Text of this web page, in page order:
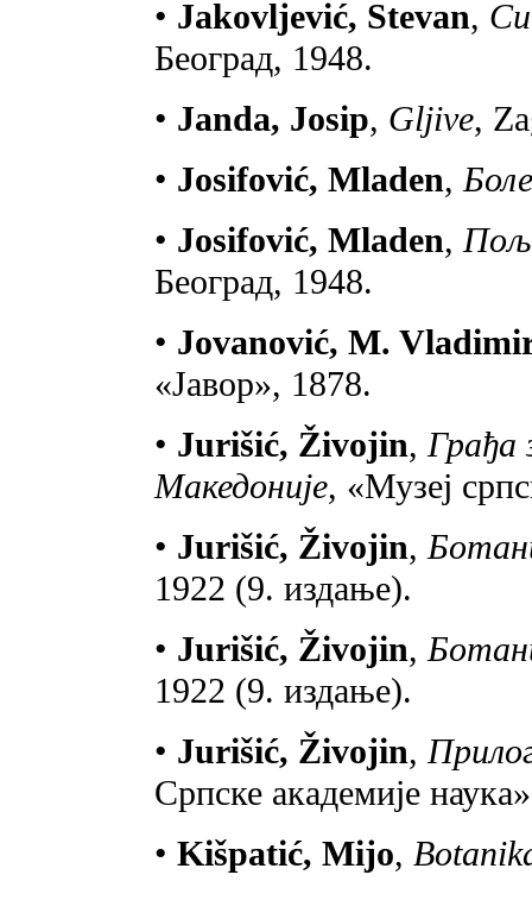
• Jakovljević, Stevan,
Београд, 1948.
• Janda, Josip, Gljive,
• Josifović, Mladen,
• Josifović, Mladen,
Београд, 1948.
• Jovanović, M.
«Јавор», 1878.
• Jurišić, Živojin,Грађа
Македоније, «Музеј
• Jurišić, Živojin,
1922 (9. издање).
• Jurišić, Živojin,
1922 (9. издање).
• Jurišić, Živojin,
Српске академије
• Kišpatić, Mijo,